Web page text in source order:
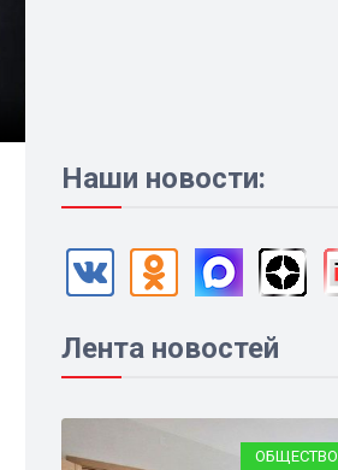
Наши новости:
Лента новостей
ОБЩЕСТВО